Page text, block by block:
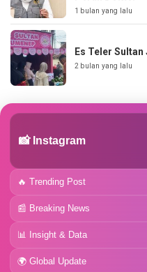
1 bulan yang lalu
Es Teler
2 bulan yang lalu
📸 Instagram
🔥 Trending Post
📰 Breaking News
📊 Insight & Data
🌍 Global Update